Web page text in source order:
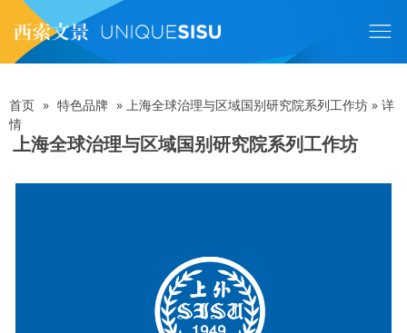
主
内
容面
首页 » 特色品牌 » 上海全球治理与区域国别研究院系列工作坊 » 详
情
上海全球治理与区域国别研究院系列工作坊